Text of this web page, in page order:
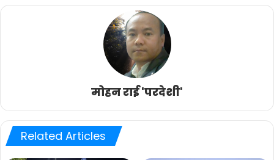
मोहन राई 'परदेशी'
Related Articles